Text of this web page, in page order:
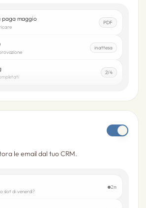
paga maggio
PDF
in attesa
2/4
le email dal tuo CRM.
slot di venerdì?
2m